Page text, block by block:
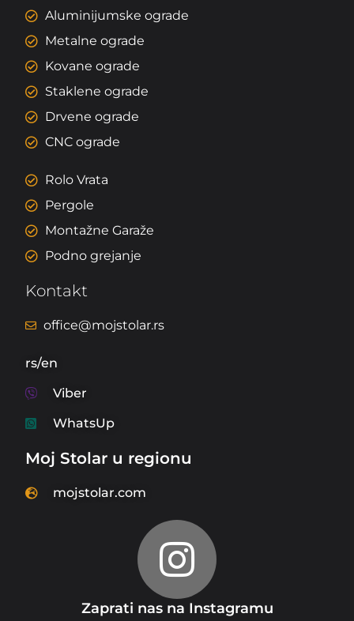
Aluminijumske ograde
Metalne ograde
Kovane ograde
Staklene ograde
Drvene ograde
CNC ograde
Rolo Vrata
Pergole
Montažne Garaže
Podno grejanje
Kontakt
office@mojstolar.rs
rs/en
Viber
WhatsUp
Moj Stolar u regionu
mojstolar.com
Zaprati nas na Instagramu